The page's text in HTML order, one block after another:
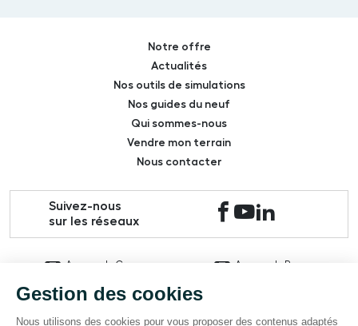
Notre offre
Actualités
Nos outils de simulations
Nos guides du neuf
Qui sommes-nous
Vendre mon terrain
Nous contacter
Suivez-nous
sur les réseaux
Mentions légales
Agence de Caen Agence de Rouen